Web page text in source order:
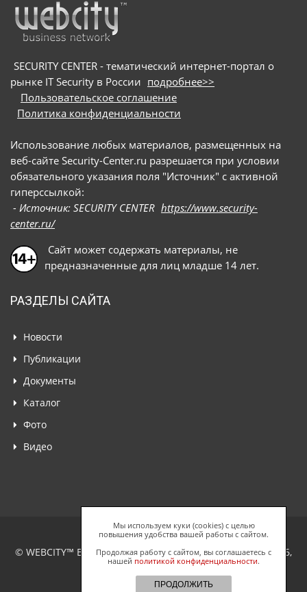
SECURITY CENTER - тематический интернет-портал о
рынке IT Security в России подробнее>>
Пользовательское соглашение
Политика конфиденциальности
Использование любых материалов, размещенных на
веб-сайте Security-Center.ru разрешается при условии
обязательного указания поля "Источник" с активной
гиперссылкой:
- Источник: SECURITY CENTER https://www.security-
center.ru/
Сайт может содержать материалы, не
предназначенные для лиц младше 14 лет.
РАЗДЕЛЫ САЙТА
Новости
Публикации
Документы
Каталог
Фото
Видео
© WEBCITY™ Business Network, ООО "Спайдерс Веб", 2026,
Все права защищены.
Мы используем куки (cookies) с целью
повышения удобства вашей работы с сайтом.
Продолжая работу с сайтом, вы соглашаетесь с
нашей политикой конфиденциальности.
ПРОДОЛЖИТЬ